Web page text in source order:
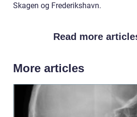
Skagen og Frederikshavn.
Read more
More articles